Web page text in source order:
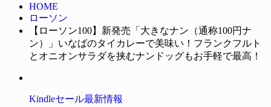
HOME
ローソン
【ローソン100】新発売「大きなナン（通称100円ナ
ン）」いなばのタイカレーで美味い！フランクフルト
とオニオンサラダを挟むナンドッグもお手軽で最高！
Kindleセール最新情報